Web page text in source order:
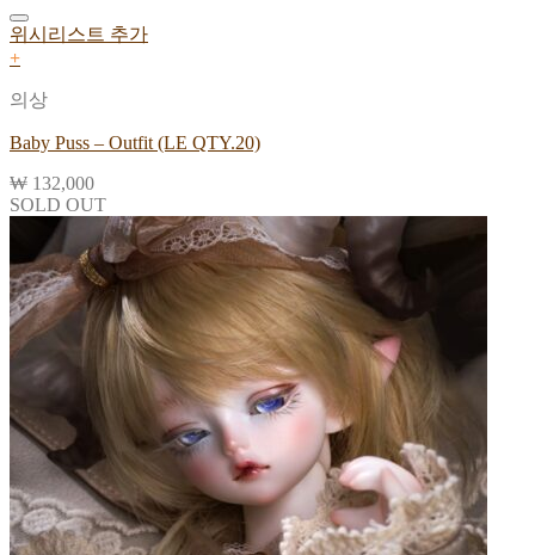
위시리스트 추가
+
의상
Baby Puss – Outfit (LE QTY.20)
₩ 132,000
SOLD OUT